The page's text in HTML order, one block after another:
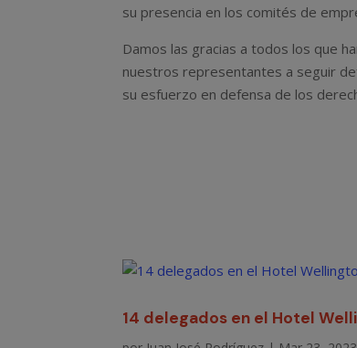
su presencia en los comités de
Damos las gracias a todos los que
nuestros representantes a seguir
su esfuerzo en defensa de los
14 delegados en el Hotel